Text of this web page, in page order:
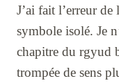
J’ai fait l’erreur
symbole isolé. Je
chapitre du rgyud
trompée de sens